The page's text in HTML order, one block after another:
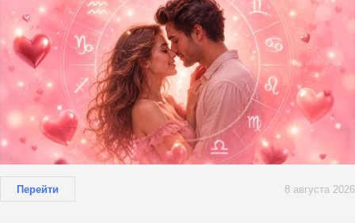
Перейти 8 августа 2026